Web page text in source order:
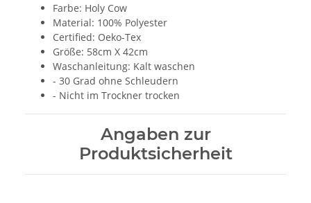
Farbe: Holy Cow
Material: 100% Polyester
Certified: Oeko-Tex
Größe: 58cm X 42cm
Waschanleitung: Kalt waschen
- 30 Grad ohne Schleudern
- Nicht im Trockner trocken
Angaben zur
Produktsicherheit